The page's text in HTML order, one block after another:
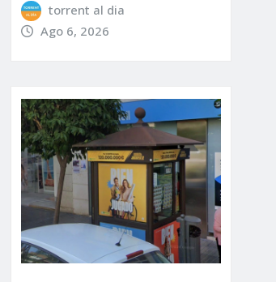
torrent al dia
Ago 6, 2026